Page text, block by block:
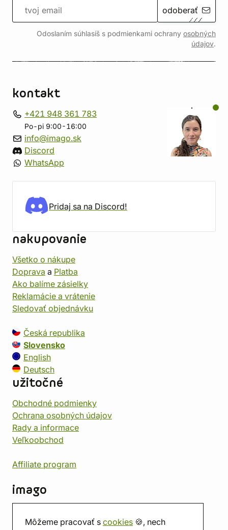
Môžeme pracovať s cookies 🍪, nech
odoberať
Odoslaním súhlasíš s podmienkami ochrany osobných
údajov.
kontakt
+421 948 361 783
Po-pi 9:00-16:00
info@imago.sk
Discord
WhatsApp
Pridaj sa na Discord!
nakupovanie
Všetko o nákupe
Doprava a Platba
Ako balíme zásielky
Reklamácie a vrátenie
Sledovať objednávku
Česká republika
Slovensko
English
Deutsch
užitočné
Obchodné podmienky
Ochrana osobných údajov
Rady a informace
Veľkoobchod
Affiliate program
imago
Predajňa